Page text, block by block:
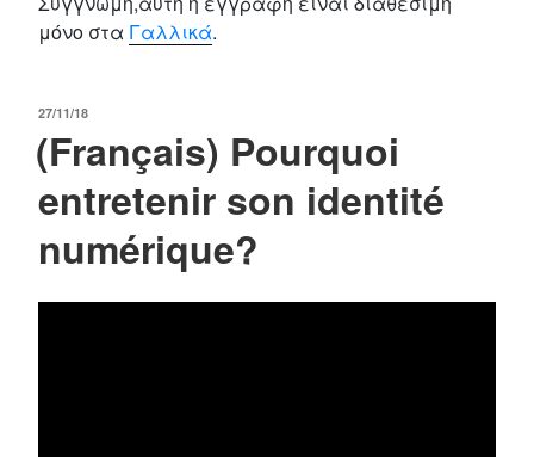
μόνο στα Γαλλικά.
POSTED
27/11/18
(Français) Pourquoi
entretenir son identité
numérique?